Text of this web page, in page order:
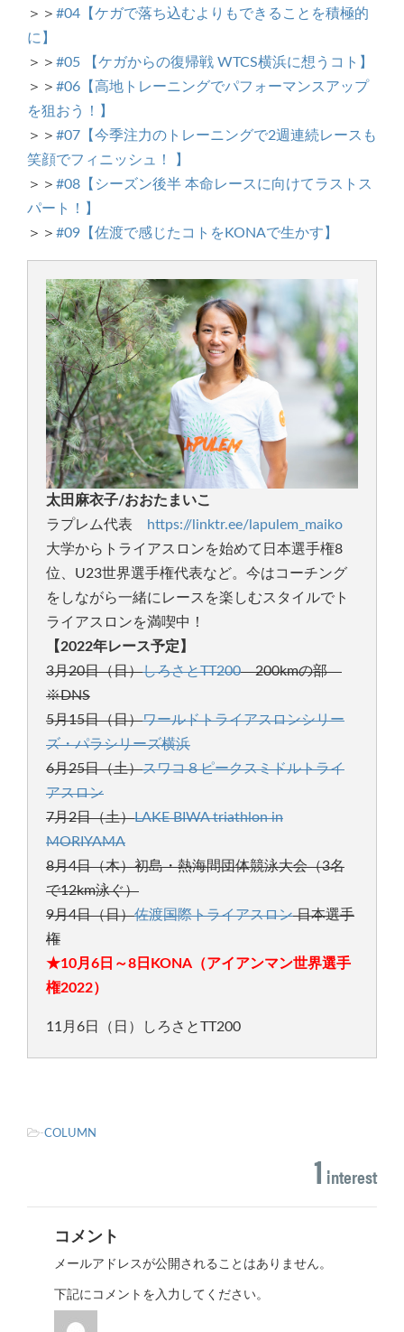
＞＞ #04【ケガで落ち込むよりもできることを積極的
に】
＞＞ #05 【ケガからの復帰戦 WTCS横浜に想うコト】
＞＞ #06【高地トレーニングでパフォーマンスアップ
を狙おう！】
＞＞ #07【今季注力のトレーニングで2週連続レースも
笑顔でフィニッシュ！ 】
＞＞ #08【シーズン後半 本命レースに向けてラストス
パート！】
＞＞ #09【佐渡で感じたコトをKONAで生かす】
太田麻衣子/おおたまいこ
ラプレム代表 https://linktr.ee/lapulem_maiko
大学からトライアスロンを始めて日本選手権8
位、U23世界選手権代表など。今はコーチング
をしながら一緒にレースを楽しむスタイルでト
ライアスロンを満喫中！
【2022年レース予定】
3月20日（日）しろさとTT200200kmの部
※DNS
5月15日（日）ワールドトライアスロンシリー
ズ・パラシリーズ横浜
6月25日（土）スワコ８ピークスミドルトライ
アスロン
7月2日（土）LAKE BIWA triathlon in
MORIYAMA
8月4日（木）初島・熱海間団体競泳大会（3名
で12km泳ぐ）
9月4日（日）佐渡国際トライアスロン日本選手
権
★10月6日～8日KONA（アイアンマン世界選手
権2022）
11月6日（日）しろさとTT200
-COLUMN
1 interest
コメント
メールアドレスが公開されることはありません。
下記にコメントを入力してください。